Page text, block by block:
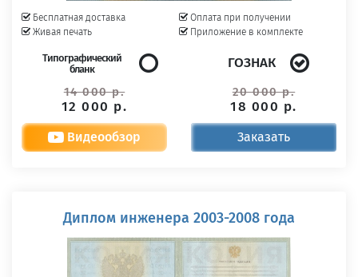
Бесплатная доставка
Живая печать
Оплата при получении
Приложение в комплекте
Типографический
бланк
14 000 р.
12 000 р.
ГОЗНАК
20 000 р.
18 000 р.
Видеообзор Заказать
Диплом инженера 2003-2008 года